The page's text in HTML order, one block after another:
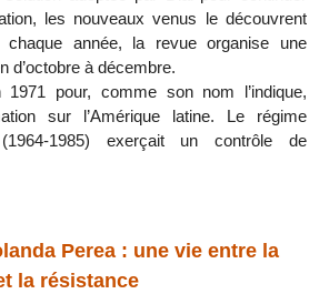
les nouveaux venus le découvrent
année, la revue organise une
d’octobre à décembre.
pour, comme son nom l’indique,
sur l’Amérique latine. Le régime
1985) exerçait un contrôle de
Perea : une vie entre la
la résistance